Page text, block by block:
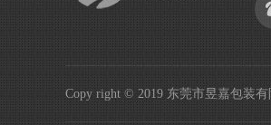
Copy right © 2019 东莞市昱嘉包装